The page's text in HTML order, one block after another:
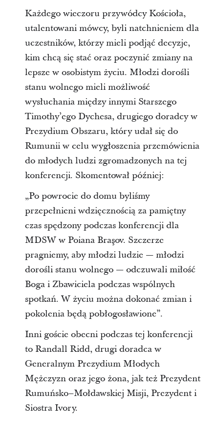
Każdego wieczoru przywódcy Kościoła,
utalentowani mówcy, byli natchnieniem dla
uczestników, którzy mieli podjąć decyzje,
kim chcą się stać oraz poczynić zmiany na
lepsze w osobistym życiu. Młodzi dorośli
stanu wolnego mieli możliwość
wysłuchania między innymi Starszego
Timothy’ego Dychesa, drugiego doradcy w
Prezydium Obszaru, który udał się do
Rumunii w celu wygłoszenia przemówienia
do młodych ludzi zgromadzonych na tej
konferencji. Skomentował później:
„Po powrocie do domu byliśmy
przepełnieni wdzięcznością za pamiętny
czas spędzony podczas konferencji dla
MDSW w Poiana Braşov. Szczerze
pragniemy, aby młodzi ludzie — młodzi
dorośli stanu wolnego — odczuwali miłość
Boga i Zbawiciela podczas wspólnych
spotkań. W życiu można dokonać zmian i
pokolenia będą pobłogosławione”.
Inni goście obecni podczas tej konferencji
to Randall Ridd, drugi doradca w
Generalnym Prezydium Młodych
Mężczyzn oraz jego żona, jak też Prezydent
Rumuńsko–Mołdawskiej Misji, Prezydent i
Siostra Ivory.